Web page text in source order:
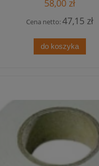
58,00 zł
Cena netto:47,15 zł
do koszyka